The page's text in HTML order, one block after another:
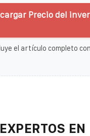
Precio del
el artículo completo
EN